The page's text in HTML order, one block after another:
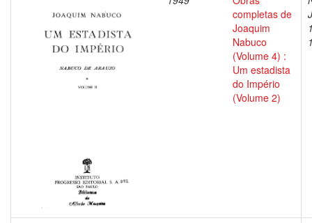
completas de
Joaquim
Nabuco
(Volume 4) :
Um estadista
do Império
(Volume 2)